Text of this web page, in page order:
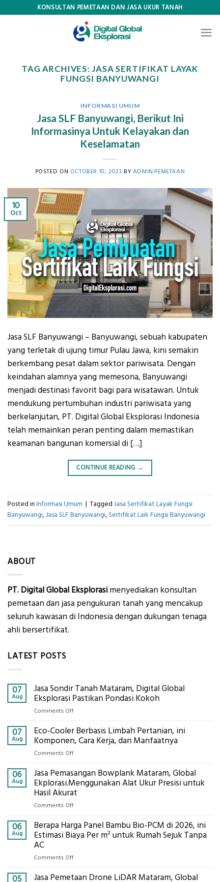
KONSULTAN PEMETAAN DAN JASA UKUR TANAH
TAG ARCHIVES: JASA SERTIFIKAT LAYAK
FUNGSI BANYUWANGI
INFORMASI UMUM
Jasa SLF Banyuwangi, Berikut Ini
Informasinya Untuk Kelayakan dan
Keselamatan
POSTED ON OCTOBER 10, 2023 BY ADMIN.PEMETAAN
10
Oct
Jasa SLF Banyuwangi – Banyuwangi, sebuah kabupaten
yang terletak di ujung timur Pulau Jawa, kini semakin
berkembang pesat dalam sektor pariwisata. Dengan
keindahan alamnya yang memesona, Banyuwangi
menjadi destinasi favorit bagi para wisatawan. Untuk
mendukung pertumbuhan industri pariwisata yang
berkelanjutan, PT. Digital Global Eksplorasi Indonesia
telah memainkan peran penting dalam memastikan
keamanan bangunan komersial di […]
CONTINUE READING →
Posted in Informasi Umum | Tagged Jasa Sertifikat Layak Fungsi
Banyuwangi,Jasa SLF Banyuwangi,Sertifikat Laik Fungsi Banyuwangi
ABOUT
PT. Digital Global Eksplorasi menyediakan konsultan
pemetaan dan jasa pengukuran tanah yang mencakup
seluruh kawasan di Indonesia dengan dukungan tenaga
ahli bersertifikat.
LATEST POSTS
07
Aug
Jasa Sondir Tanah Mataram, Digital Global
Eksplorasi Pastikan Pondasi Kokoh
Comments Offon
Sondir
Tanah
Eksplorasi
Pastikan
Pondasi
Kokoh
07
Aug
Eco-Cooler Berbasis Limbah Pertanian, ini
Komponen, Cara Kerja, dan Manfaatnya
Comments Offon
Cooler
Berbasis
Limbah
Cara
Kerja,
Manfaatnya
06
Aug
Jasa Pemasangan Bowplank Mataram, Global
Ekplorasi.Menggunakan Alat Ukur Presisi untuk
Hasil Akurat
Comments Offon
Pemasangan
Bowplank
Ukur
06
Aug
Berapa Harga Panel Bambu Bio-PCM di 2026, ini
Estimasi Biaya Per m² untuk Rumah Sejuk Tanpa
AC
Comments Offon
Harga
05
Jasa Pemetaan Drone LiDAR Mataram, Global